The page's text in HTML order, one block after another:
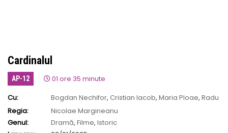
Cardinalul
AP-12
01 ore 35 minute
Cu:
Bogdan Nechifor, Cristian Iacob, Maria Ploae, Radu
Botar
Regia:
Nicolae Margineanu
Genul:
Dramă, Filme, Istoric